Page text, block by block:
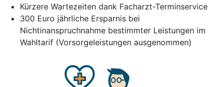
Kürzere Wartezeiten dank Facharzt-Terminservice
300 Euro jährliche Ersparnis bei
Nichtinanspruchnahme bestimmter Leistungen im
Wahltarif (Vorsorgeleistungen ausgenommen)